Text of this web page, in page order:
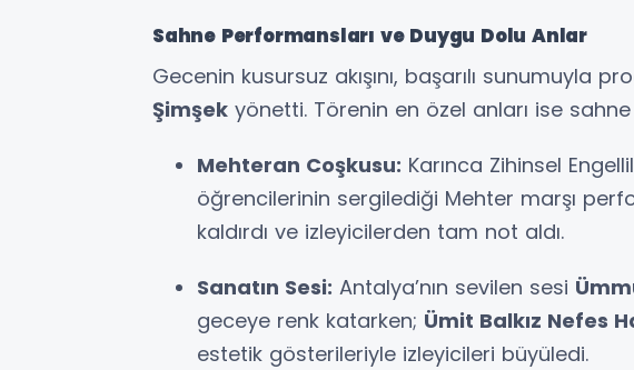
Sahne Performansları ve Duygu Dolu Anlar
Gecenin kusursuz akışını, başarılı sunumuyla
Şimşek yönetti. Törenin en özel anları ise
Mehteran Coşkusu: Karınca Zihinsel
öğrencilerinin sergilediği Mehter marşı
kaldırdı ve izleyicilerden tam not aldı.
Sanatın Sesi: Antalya’nın sevilen sesi
geceye renk katarken; Ümit Balkız Nefes
estetik gösterileriyle izleyicileri büyüledi.